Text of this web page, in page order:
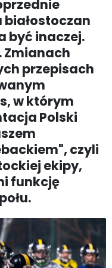
białostoczan
być inaczej.
Zmianach
przepisach
w którym
Polski
czyli
ekipy,
funkcję